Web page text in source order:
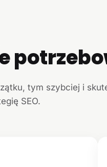
tym szybciej i
SEO.